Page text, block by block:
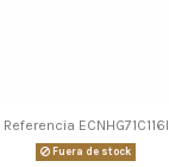
Referencia ECNHG71C116I
Fuera de stock